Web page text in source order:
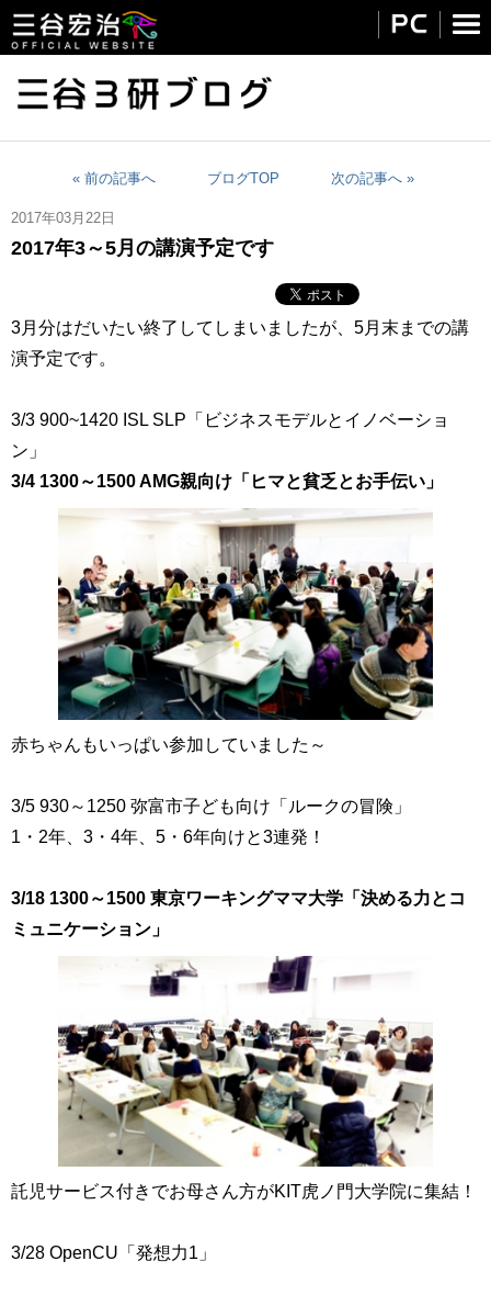
« 前の記事へ ブログTOP 次の記事へ »
2017年03月22日
2017年3～5月の講演予定です
3月分はだいたい終了してしまいましたが、5月末までの講
演予定です。
3/3 900~1420 ISL SLP「ビジネスモデルとイノベーショ
ン」
3/4 1300～1500 AMG親向け「ヒマと貧乏とお手伝い」
赤ちゃんもいっぱい参加していました～
3/5 930～1250 弥富市子ども向け「ルークの冒険」
1・2年、3・4年、5・6年向けと3連発！
3/18 1300～1500 東京ワーキングママ大学「決める力とコ
ミュニケーション」
託児サービス付きでお母さん方がKIT虎ノ門大学院に集結！
3/28 OpenCU「発想力1」